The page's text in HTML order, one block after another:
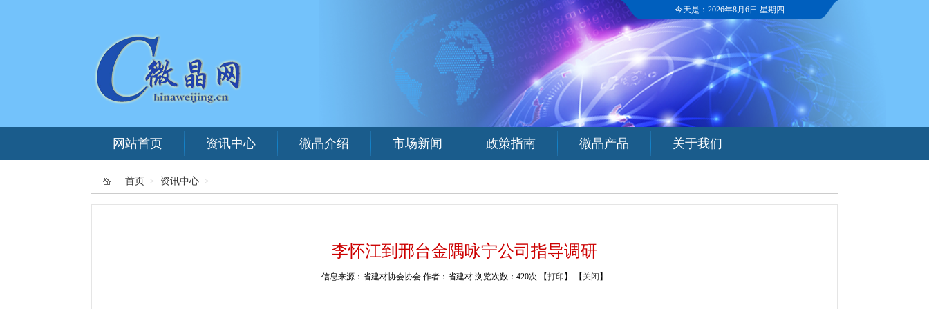
今天是： 2026年8月6日 星期四
网站首页 资讯中心 微晶介绍 市场新闻 政策指南 微晶产品 关于我们
首页 > 资讯中心 >
李怀江到邢台金隅咏宁公司指导调研
信息来源：省建材协会协会 作者：省建材 浏览次数： 420次 【打印 】 【 关闭 】